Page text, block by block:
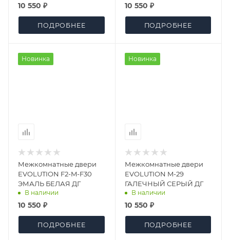
10 550 ₽
ПОДРОБНЕЕ
10 550 ₽
ПОДРОБНЕЕ
Новинка
Межкомнатные двери
EVOLUTION F2-M-F30
ЭМАЛЬ БЕЛАЯ ДГ
В наличии
10 550 ₽
ПОДРОБНЕЕ
Новинка
Межкомнатные двери
EVOLUTION M-29
ГАЛЕЧНЫЙ СЕРЫЙ ДГ
В наличии
10 550 ₽
ПОДРОБНЕЕ